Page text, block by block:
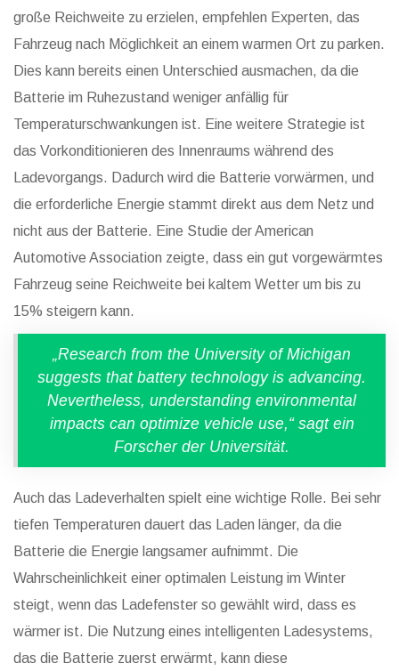
große Reichweite zu erzielen, empfehlen Experten, das
Fahrzeug nach Möglichkeit an einem warmen Ort zu parken.
Dies kann bereits einen Unterschied ausmachen, da die
Batterie im Ruhezustand weniger anfällig für
Temperaturschwankungen ist. Eine weitere Strategie ist
das Vorkonditionieren des Innenraums während des
Ladevorgangs. Dadurch wird die Batterie vorwärmen, und
die erforderliche Energie stammt direkt aus dem Netz und
nicht aus der Batterie. Eine Studie der American
Automotive Association zeigte, dass ein gut vorgewärmtes
Fahrzeug seine Reichweite bei kaltem Wetter um bis zu
15% steigern kann.
„Research from the University of Michigan
suggests that battery technology is advancing.
Nevertheless, understanding environmental
impacts can optimize vehicle use,“ sagt ein
Forscher der Universität.
Auch das Ladeverhalten spielt eine wichtige Rolle. Bei sehr
tiefen Temperaturen dauert das Laden länger, da die
Batterie die Energie langsamer aufnimmt. Die
Wahrscheinlichkeit einer optimalen Leistung im Winter
steigt, wenn das Ladefenster so gewählt wird, dass es
wärmer ist. Die Nutzung eines intelligenten Ladesystems,
das die Batterie zuerst erwärmt, kann diese